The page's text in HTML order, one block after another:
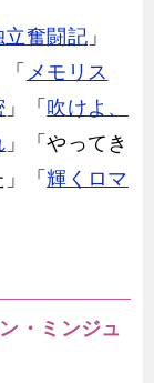
立奮闘記 」
「 メモリス
」「 吹けよ、
」「やってき
」「輝くロマ
・ミンジュ